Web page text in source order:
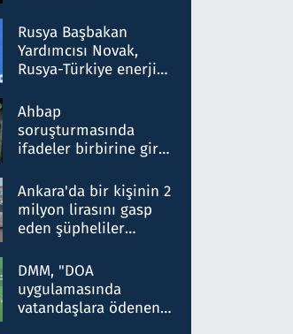
Rusya Başbakan
Yardımcısı Novak,
Rusya-Türkiye enerji
nitelikte olduğunu
belirtti
Ahbap
soruşturmasında
ifadeler birbirine girdi:
ifadelerinden ortaya
çıkan tablo şok etti
Ankara'da bir kişinin 2
milyon lirasını gasp
eden şüpheliler
DMM, "DOA
uygulamasında
vatandaşlara ödenen